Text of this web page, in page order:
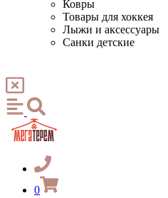
Ковры
Товары для хоккея
Лыжи и аксессуары
Санки детские
0